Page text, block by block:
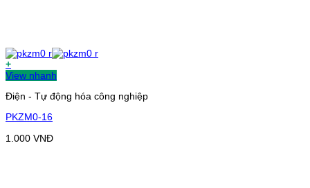
+
View nhanh
Điện - Tự động hóa công nghiệp
PKZM0-16
1.000 VNĐ